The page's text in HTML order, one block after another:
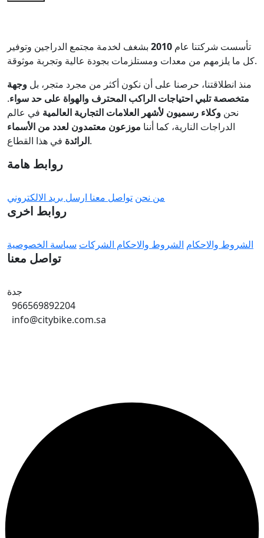
تأسست شركتنا عام 2010 بشغف لخدمة مجتمع الدراجين وتوفير
كل ما يلزمهم من معدات ومستلزمات بجودة عالية وتجربة موثوقة.
منذ انطلاقتنا، حرصنا على أن نكون أكثر من مجرد متجر، بل وجهة
متخصصة تلبي احتياجات الراكب المحترف والهواة على حد سواء.
نحن وكلاء رسميون لأشهر العلامات التجارية العالمية في عالم
الدراجات النارية، كما أننا موزعون معتمدون لعدد من الأسماء
الرائدةفي هذا القطاع.
روابط هامة
من نحن تواصل معنا ارسل بريد الالكتروني
روابط اخرى
الشروط والاحكام الشروط والاحكام الشركات سياسة الخصوصية
تواصل معنا
جدة
966569892204
info@citybike.com.sa